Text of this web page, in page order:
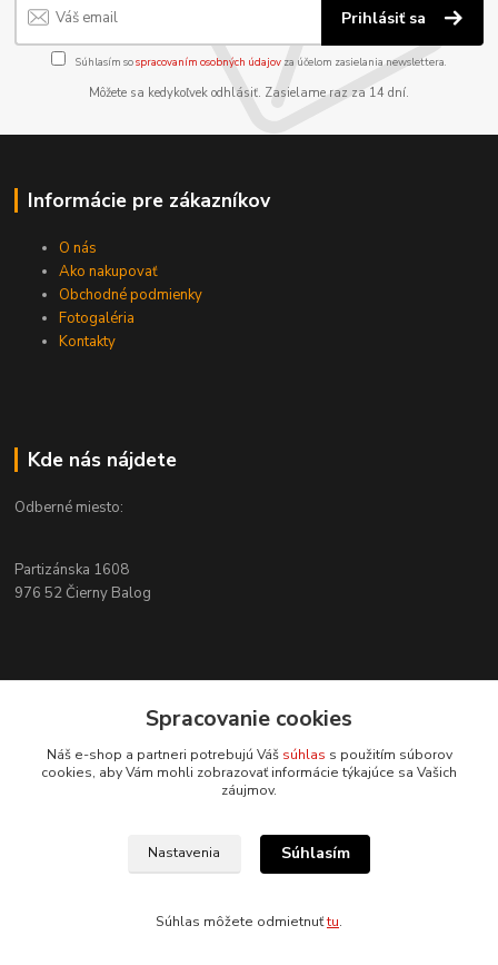
Prihlásiť sa
Súhlasím sospracovaním osobných údajov za účelom zasielania newslettera.
Môžete sa kedykoľvek odhlásiť. Zasielame raz za 14 dní.
Informácie pre zákazníkov
O nás
Ako nakupovať
Obchodné podmienky
Fotogaléria
Kontakty
Kde nás nájdete
Odberné miesto:
Partizánska 1608
976 52 Čierny Balog
+421 915 526 286
(Po-Pia, 8-17 hod.)
Spracovanie cookies
Náš e-shop a partneri potrebujú Váš súhlas s použitím súborov
cookies, aby Vám mohli zobrazovať informácie týkajúce sa Vašich
záujmov.
Nastavenia Súhlasím
Súhlas môžete odmietnuťtu.